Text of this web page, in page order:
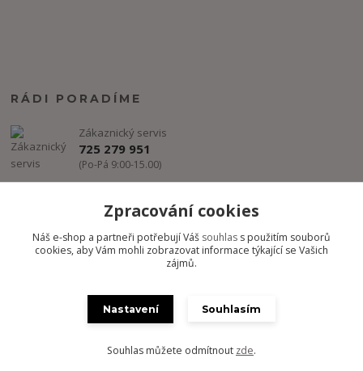
RÁDI PORADÍME
Zákaznický servis
725 279 951
(Po-Pá 9:00-15.00)
Copyright @ FREESTYLE-DANCE.CZ 2012-2024 - Všechny práva
Vytvořeno na
Eshop-rychle.cz
Zpracování cookies
Náš e-shop a partneři potřebují Váš souhlas s použitím souborů
cookies, aby Vám mohli zobrazovat informace týkající se Vašich
zájmů.
Nastavení Souhlasím
Souhlas můžete odmítnout zde.